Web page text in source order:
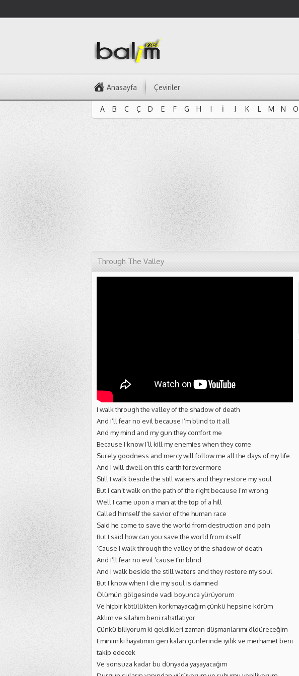
Anasayfa Çeviriler
A B C Ç D E F G H I İ J K L M N O
A
B C Ç D E F G H I İ J K L M N O
Through The Valley
I walk through the valley of the shadow of death
And I’ll fear no evil because I’m blind to it all
And my mind and my gun they comfort me
Because I know I’ll kill my enemies when they come
Surely goodness and mercy will follow me all the days of my life
And I will dwell on this earth forevermore
Still I walk beside the still waters and they restore my soul
But I can’t walk on the path of the right because I’m wrong
Well I came upon a man at the top of a hill
Called himself the savior of the human race
Said he come to save the world from destruction and pain
But I said how can you save the world from itself
‘Cause I walk through the valley of the shadow of death
And I’ll fear no evil ’cause I’m blind
And I walk beside the still waters and they restore my soul
But I know when I die my soul is damned
Ölümün gölgesinde vadi boyunca yürüyorum
Ve hiçbir kötülükten korkmayacağım çünkü hepsine körüm
Aklım ve silahım beni rahatlatıyor
Çünkü biliyorum ki geldikleri zaman düşmanlarımı öldüreceğim
Eminim ki hayatımın geri kalan günlerinde iyilik ve merhamet beni
takip edecek
Ve sonsuza kadar bu dünyada yaşayacağım